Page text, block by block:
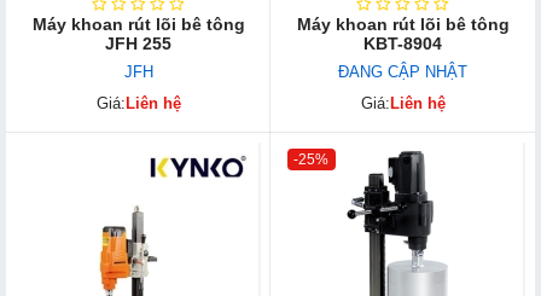
Máy khoan rút lõi bê tông
JFH 255
JFH
Giá: Liên hệ
Máy khoan rút lõi bê tông
KBT-8904
ĐANG CẬP NHẬT
Giá: Liên hệ
-25%